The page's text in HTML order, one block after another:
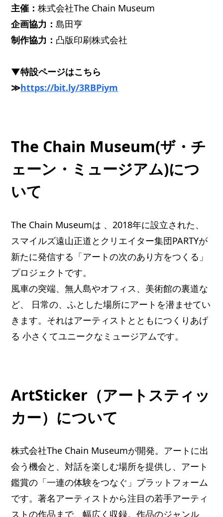
主催：株式会社The Chain Museum
企画協力：島田亨
制作協⼒： 凸版印刷株式会社
▼特設ページはこちら
≫https://bit.ly/3RBPiym
The Chain Museum(ザ・チ
ェーン・ミュージアム)につ
いて
The Chain Museumは 、2018年に設立された、
スマイルズ遠山正道とクリエイター集団PARTYが
新たに発信する「アートの次のあり方をつくる」
プロジェクトです。
風車の突端、無人島やオフィス、美術館の裏道な
ど、 日常の、ふとした場所にアートを潜ませてい
きます。それはアーティストとともにつくりあげ
る 小さくてユニークなミュージアムです。
ArtSticker（アートスティッ
カー）について
株式会社The Chain Museumが開発。アートに出
会う機会と、対話を楽しむ場所を提供し、アート
鑑賞の「一連の体験をつなぐ」プラットフォーム
です。著名アーティストから注目の若手アーティ
ストの作品まで、幅広く収録。作品のジャンル